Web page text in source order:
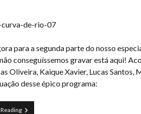
para a segunda parte do nosso
conseguíssemos gravar está aqui!
Oliveira, Kaique Xavier, Lucas
desse épico programa:
Curva